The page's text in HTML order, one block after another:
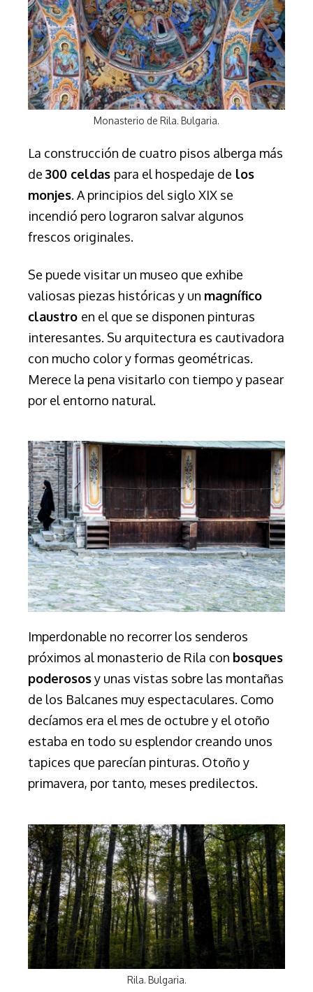
Monasterio de Rila. Bulgaria.
La construcción de cuatro pisos alberga más
de 300 celdas para el hospedaje de los
monjes. A principios del siglo XIX se
incendió pero lograron salvar algunos
frescos originales.
Se puede visitar un museo que exhibe
valiosas piezas históricas y un magnífico
claustro en el que se disponen pinturas
interesantes. Su arquitectura es cautivadora
con mucho color y formas geométricas.
Merece la pena visitarlo con tiempo y pasear
por el entorno natural.
Imperdonable no recorrer los senderos
próximos al monasterio de Rila con bosques
poderososy unas vistas sobre las montañas
de los Balcanes muy espectaculares. Como
decíamos era el mes de octubre y el otoño
estaba en todo su esplendor creando unos
tapices que parecían pinturas. Otoño y
primavera, por tanto, meses predilectos.
Rila. Bulgaria.